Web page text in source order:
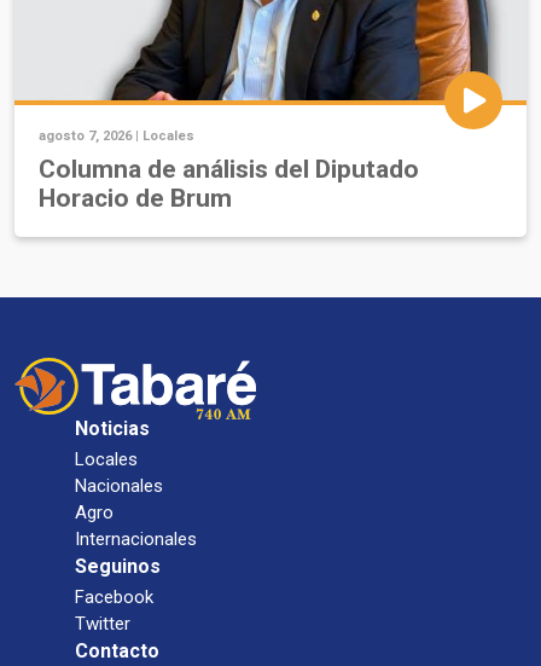
agosto 7, 2026 | Locales
Columna de análisis del Diputado
Horacio de Brum
Noticias
Locales
Nacionales
Agro
Internacionales
Seguinos
Facebook
Twitter
Contacto